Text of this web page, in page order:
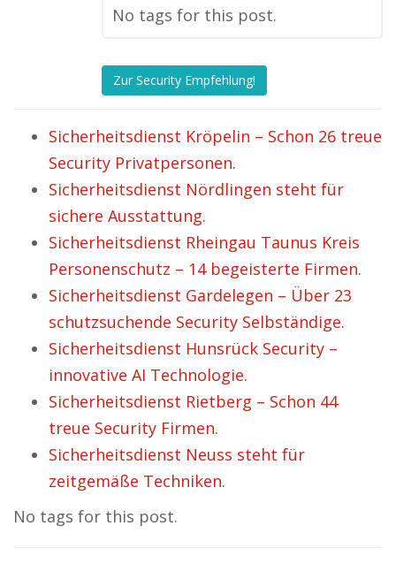
No tags for this post.
Zur Security Empfehlung!
Sicherheitsdienst Kröpelin – Schon 26 treue
Security Privatpersonen.
Sicherheitsdienst Nördlingen steht für
sichere Ausstattung.
Sicherheitsdienst Rheingau Taunus Kreis
Personenschutz – 14 begeisterte Firmen.
Sicherheitsdienst Gardelegen – Über 23
schutzsuchende Security Selbständige.
Sicherheitsdienst Hunsrück Security –
innovative AI Technologie.
Sicherheitsdienst Rietberg – Schon 44
treue Security Firmen.
Sicherheitsdienst Neuss steht für
zeitgemäße Techniken.
No tags for this post.